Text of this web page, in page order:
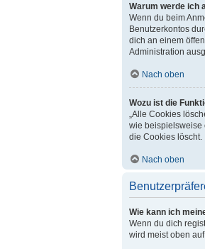
Warum werde ich
Wenn du beim
Benutzerkontos
dich an einem
Administration
Nach oben
Wozu ist die
„Alle Cookies
wie beispielsweise
die Cookies löscht.
Nach oben
Wie kann ich
Wenn du dich
wird meist oben